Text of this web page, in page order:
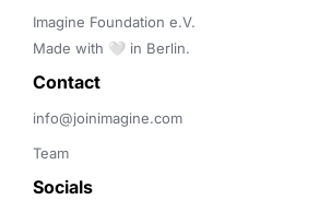
Imagine Foundation e.V.
Made with 🤍 in Berlin.
Contact
info@joinimagine.com
Team
Socials